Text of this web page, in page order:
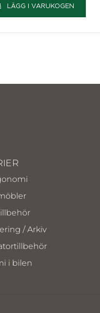
LÄGG I VARUKOGEN
/ Arkiv
i bilen